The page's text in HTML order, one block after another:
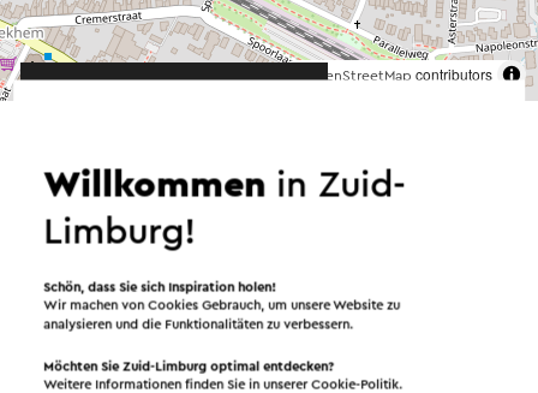
OpenStreetMap contributors
Willkommen in Zuid-
Limburg!
Schön, dass Sie sich Inspiration holen!
Wir machen von Cookies Gebrauch, um unsere Website zu
analysieren und die Funktionalitäten zu verbessern.
Möchten Sie Zuid-Limburg optimal entdecken?
Weitere Informationen finden Sie in unsererCookie-Politik.